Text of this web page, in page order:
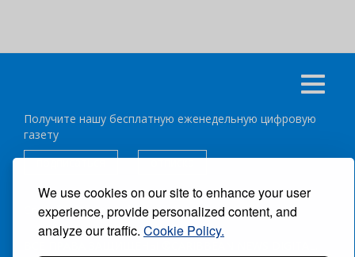
We use cookies on our site to enhance your user
experience, provide personalized content, and
analyze our traffic. Cookie Policy.
Получите нашу бесплатную еженедельную цифровую
газету
подписаться
отписка
Следуйте за нами: